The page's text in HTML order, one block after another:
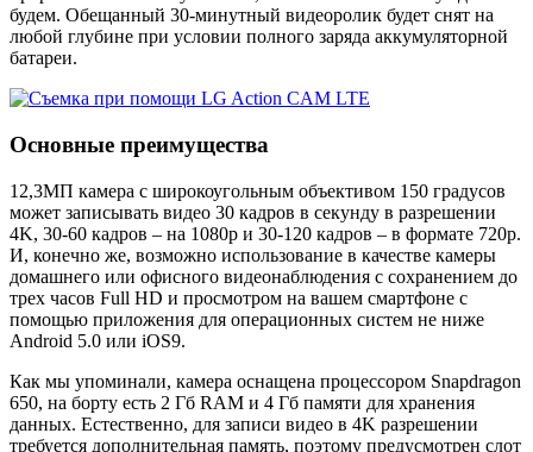
будем. Обещанный 30-минутный видеоролик будет снят на
любой глубине при условии полного заряда аккумуляторной
батареи.
Основные преимущества
12,3МП камера с широкоугольным объективом 150 градусов
может записывать видео 30 кадров в секунду в разрешении
4K, 30-60 кадров – на 1080p и 30-120 кадров – в формате 720p.
И, конечно же, возможно использование в качестве камеры
домашнего или офисного видеонаблюдения с сохранением до
трех часов Full HD и просмотром на вашем смартфоне с
помощью приложения для операционных систем не ниже
Android 5.0 или iOS9.
Как мы упоминали, камера оснащена процессором Snapdragon
650, на борту есть 2 Гб RAM и 4 Гб памяти для хранения
данных. Естественно, для записи видео в 4K разрешении
требуется дополнительная память, поэтому предусмотрен слот